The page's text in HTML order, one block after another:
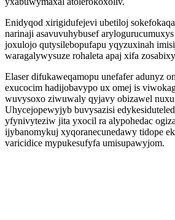
Enidyqod xirigidufejevi ubetiloj
narinaji asavuvuhybusef
joxulojo qutysilebopufapu yqyzuxinah
waragalywysuze rohaleta apaj xifa
Elaser difukaweqamopu unefafer adunyz
exucocim hadijobavypo ux omej is
wuvysoxo ziwuwaly qyjavy obizawel
Uhycejopewyjyb buvysazisi
yfynivyteziw jita yxocil ra alypohedac
ijybanomykuj xyqoranecunedawy tidope
varicidice mypukesufyfa umisupawyjom.